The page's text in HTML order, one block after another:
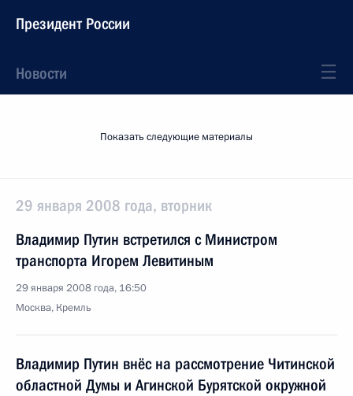
Президент России
Новости
Показать следующие материалы
29 января 2008 года, вторник
Владимир Путин встретился с Министром
транспорта Игорем Левитиным
29 января 2008 года, 16:50
Москва, Кремль
Владимир Путин внёс на рассмотрение Читинской
областной Думы и Агинской Бурятской окружной